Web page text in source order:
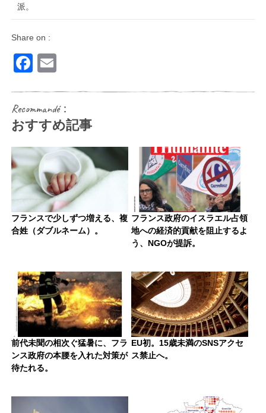
派。
Share on :
Facebook
Recommandé：
おすすめ記事
フランスで少しずつ増える、複
合姓（ダブルネーム）。
フランス政府のイスラエル占領
地への経済的貢献を阻止するよ
う、NGOが提訴。
前代未聞の相次ぐ猛暑に、フラ
ンス政府の本腰を入れた対策が
待たれる。
EU初。15歳未満のSNSアクセ
ス禁止へ。